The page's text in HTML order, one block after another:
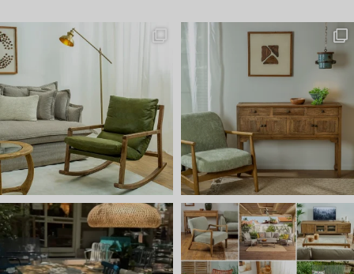
אין כמו היום לדפדף בתמונות..
יום שישי 🔆 🌈 ניפגש אצלנו ב